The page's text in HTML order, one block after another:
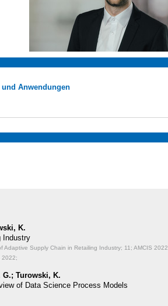
Anwendungen
K.
Industry
Adaptive Supply Chain in Retailing Industry; 11; AMCIS 2022
2022;
G.; Turowski, K.
of Data Science Process Models